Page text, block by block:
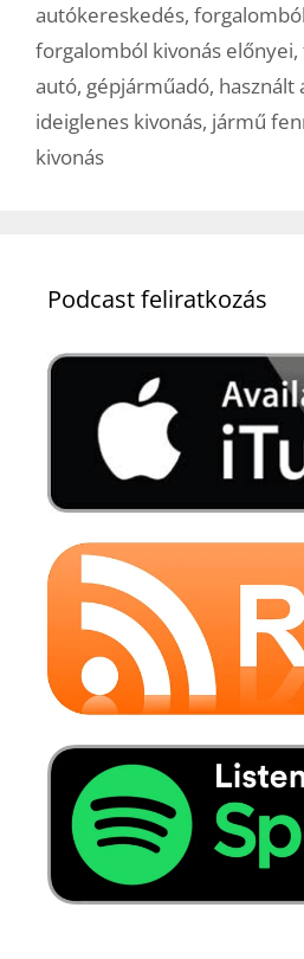
autókereskedés,
forgalomból kivonás előnyei,
autó, gépjárműadó, használt
ideiglenes kivonás, jármű
kivonás
Podcast feliratkozás